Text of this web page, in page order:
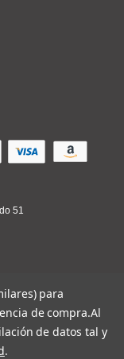
51
para
de compra.Al
de datos tal y
.